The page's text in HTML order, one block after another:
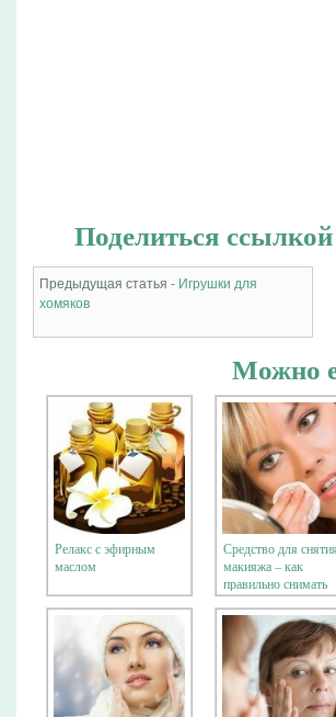
Поделиться
Предыдущая статья - Игрушки для
хомяков
Можно
Релакс с эфирным
маслом
Средство для снятия
макияжа – как
правильно снимать
макияж